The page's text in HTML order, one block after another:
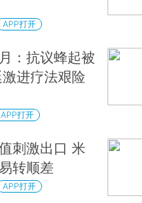
APP打开
：抗议蜂起被
进疗法艰险
APP打开
刺激出口 米
转顺差
APP打开